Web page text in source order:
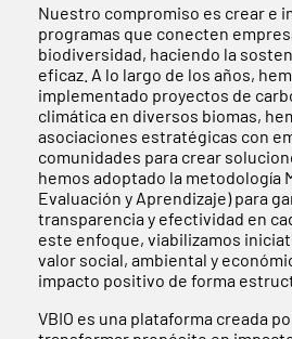
Nuestro compromiso es crear e
programas que conecten
biodiversidad, haciendo la
eficaz. A lo largo de los años,
implementado proyectos de
climática en diversos biomas,
asociaciones estratégicas con
comunidades para crear
hemos adoptado la metodología
Evaluación y Aprendizaje) para
transparencia y efectividad en
este enfoque, viabilizamos
valor social, ambiental y
impacto positivo de forma
VBIO es una plataforma creada